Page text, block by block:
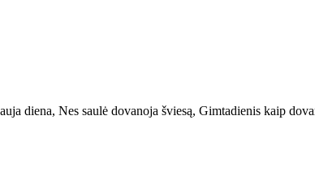
diena, Nes saulė dovanoja šviesą, Gimtadienis kaip